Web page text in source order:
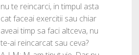
nu te reincarci, in timpul asta
cat faceai exercitii sau chiar
aveai timp sa faci altceva, nu
te-ai reincarcat sau ceva?